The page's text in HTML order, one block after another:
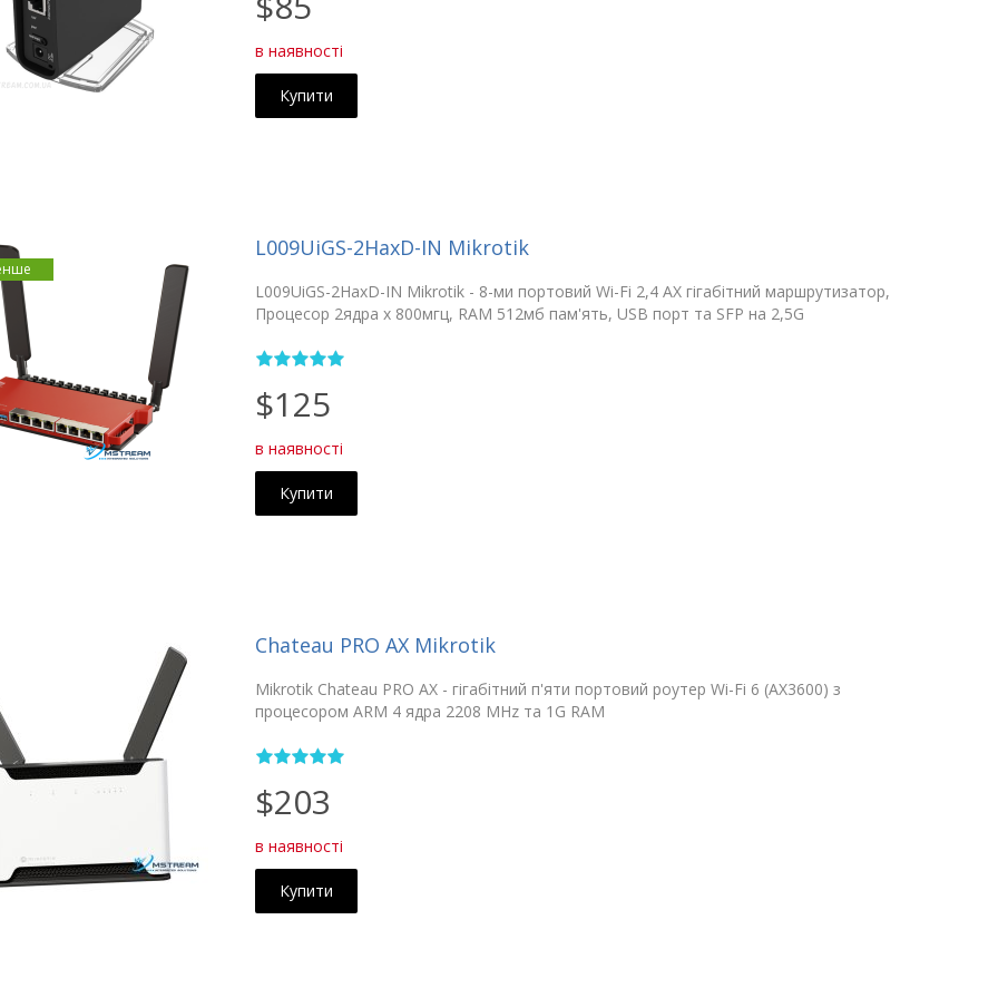
в наявності
Купити
L009UiGS-2HaxD-IN Mikrotik
L009UiGS-2HaxD-IN Mikrotik - 8-ми портовий Wi-Fi 2,4 AX гігабітний маршрутизатор,
Процесор 2ядра x 800мгц, RAM 512мб пам'ять, USB порт та SFP на 2,5G
$125
в наявності
Купити
Chateau PRO AX Mikrotik
Mikrotik Chateau PRO AX - гігабітний п'яти портовий роутер Wi-Fi 6 (AX3600) з
процесором ARM 4 ядра 2208 MHz та 1G RAM
$203
в наявності
Купити